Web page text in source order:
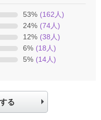
53% (162人)
24% (74人)
12% (38人)
6% (18人)
5% (14人)
る